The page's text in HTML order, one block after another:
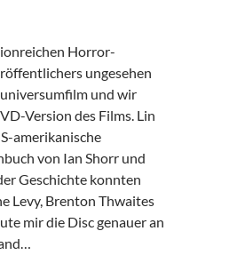
Horror-
ungesehen
und wir
Version des Films. Lin
amerikanische
von Ian Shorr und
Geschichte konnten
Levy, Brenton Thwaites
mir die Disc genauer an